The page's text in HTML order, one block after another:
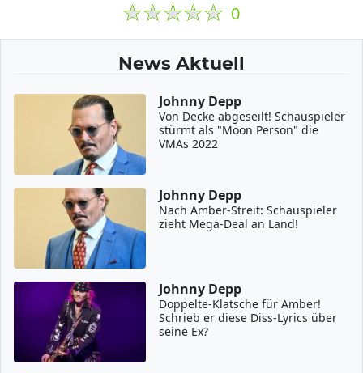
0
News Aktuell
Johnny Depp
Von Decke abgeseilt! Schauspieler
stürmt als "Moon Person" die
VMAs 2022
Johnny Depp
Nach Amber-Streit: Schauspieler
zieht Mega-Deal an Land!
Johnny Depp
Doppelte-Klatsche für Amber!
Schrieb er diese Diss-Lyrics über
seine Ex?